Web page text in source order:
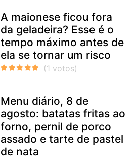
A maionese ficou fora
da geladeira? Esse é o
tempo máximo antes de
ela se tornar um risco
Menu diário, 8 de
agosto: batatas fritas ao
forno, pernil de porco
assado e tarte de pastel
de nata